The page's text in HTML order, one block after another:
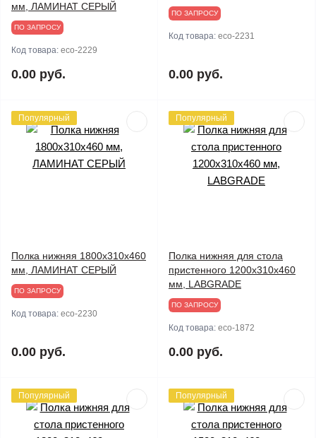
мм, ЛАМИНАТ СЕРЫЙ
ПО ЗАПРОСУ
Код товара: eco-2229
0.00 руб.
ПО ЗАПРОСУ
Код товара: eco-2231
0.00 руб.
Популярный
Полка нижняя 1800х310х460
мм, ЛАМИНАТ СЕРЫЙ
ПО ЗАПРОСУ
Код товара: eco-2230
0.00 руб.
Популярный
Полка нижняя для стола
пристенного 1200х310х460
мм, LABGRADE
ПО ЗАПРОСУ
Код товара: eco-1872
0.00 руб.
Популярный Популярный